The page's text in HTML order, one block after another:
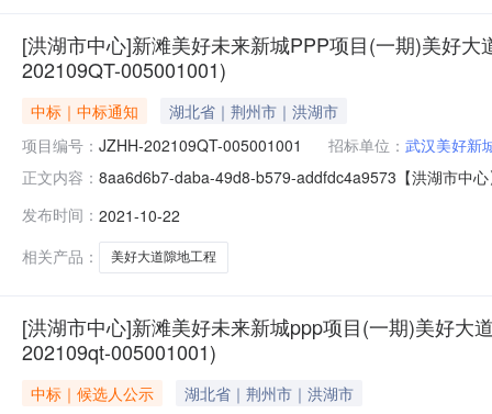
[洪湖市中心]新滩美好未来新城PPP项目(一期)美好
202109QT-005001001)
中标｜中标通知
湖北省｜荆州市｜洪湖市
项目编号： JZHH-202109QT-005001001 招标单位： 武汉美好新
正文内容： 8aa6d6b7-daba-49d8-b579-addfdc4a9573【洪湖市中
未来新城PPP项目（一期）美好大道隙地工程于在荆州
发布时间： 2021-10-22
相关产品：
美好大道隙地工程
[洪湖市中心]新滩美好未来新城ppp项目(一期)美好大
202109qt-005001001)
中标｜候选人公示
湖北省｜荆州市｜洪湖市